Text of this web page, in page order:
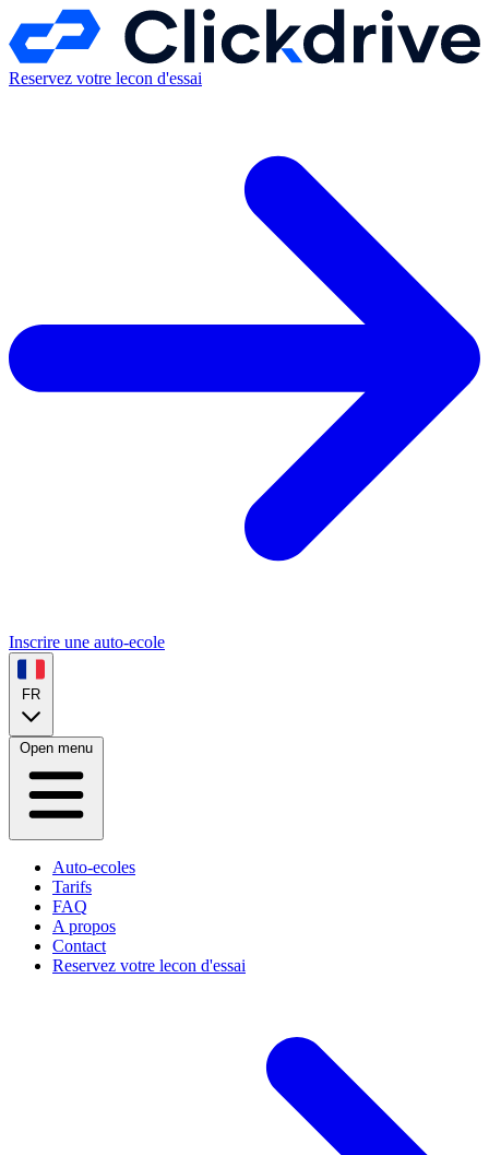
Reservez votre lecon d'essai
Inscrire une auto-ecole
FR
Open menu
Auto-ecoles
Tarifs
FAQ
A propos
Contact
Reservez votre lecon d'essai